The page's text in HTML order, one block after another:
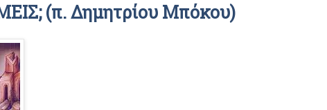
(π. Δημητρίου Μπόκου)